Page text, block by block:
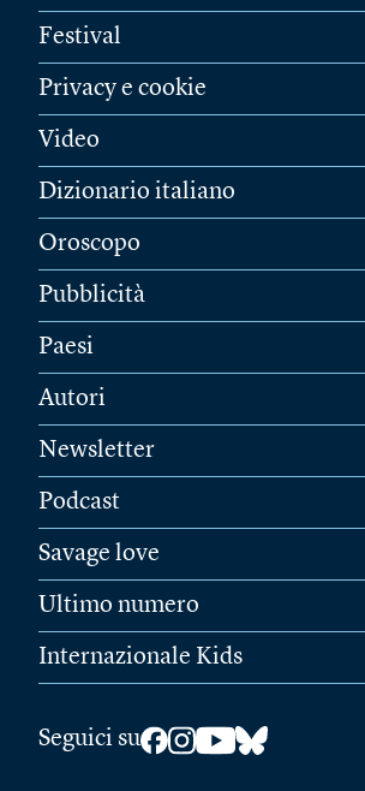
Festival
Privacy e cookie
Video
Dizionario italiano
Oroscopo
Pubblicità
Paesi
Autori
Newsletter
Podcast
Savage love
Ultimo numero
Internazionale Kids
Seguici su